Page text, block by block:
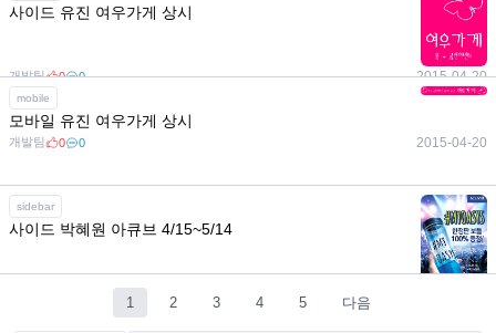
사이드 유진 여우가게 상시
개발팀 0 0 2015-04-20
mobile
모바일 유진 여우가게 상시
개발팀 0 0 2015-04-20
sidebar
사이드 박혜원 아큐브 4/15~5/14
1 2 3 4 5 다음